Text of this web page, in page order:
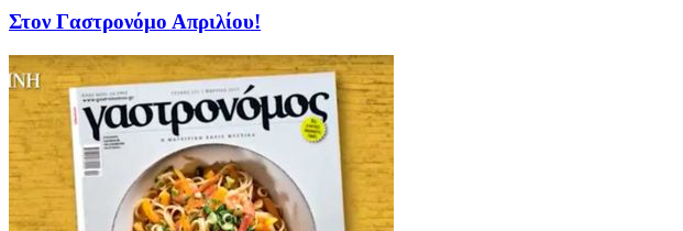
Στον Γαστρονόμο Απριλίου!